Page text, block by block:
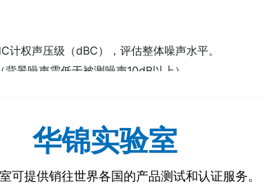
权声压级（dBC），评估整体噪声水平‌。
景噪声需低于被测噪声10dB以上）‌。
常频段（如31.5Hz~8kHz倍频程）‌。
声源（如电机振动、齿轮摩擦）‌。
Lpeak），评估操作人员听力损伤风险‌。
华锦实验室
可提供销往世界各国的产品测试和认证服务。